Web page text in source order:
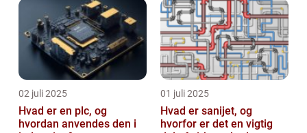
02 juli 2025
Hvad er en plc, og
hvordan anvendes den i
01 juli 2025
Hvad er sanijet, og
hvorfor er det en vigtig